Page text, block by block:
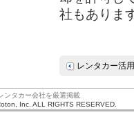
社もありま
レンタカー活
ンタカー会社を厳選掲載
Inc. ALL RIGHTS RESERVED.